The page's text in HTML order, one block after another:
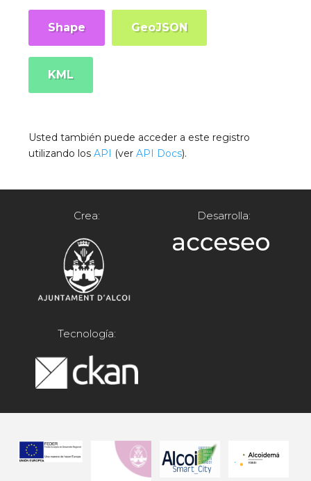
Shape GeoJSON
KML
Usted también puede acceder a este registro
utilizando losAPI (verAPI Docs).
Crea: Desarrolla:
Tecnología: